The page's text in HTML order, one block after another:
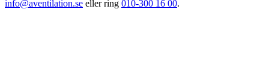
info@aventilation.se eller ring 010-300 16 00.